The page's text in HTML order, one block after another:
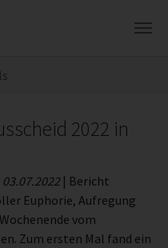
2022 in
03.07.2022 | Bericht
Euphorie, Aufregung
vom
Zum ersten Mal fand ein